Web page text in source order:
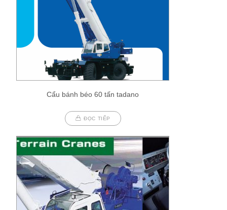
Cẩu bánh béo 60 tấn tadano
ĐỌC TIẾP